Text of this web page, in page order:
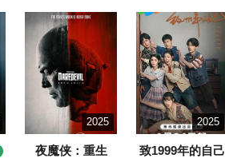
2025
夜魔侠：重生
2025
致1999年的自己